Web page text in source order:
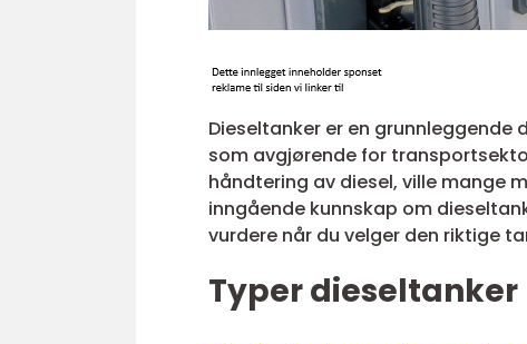
Dieseltanker er en grunnleggende
som avgjørende for
håndtering av diesel, ville mange
inngående kunnskap om
vurdere når du velger den riktige
Typer dieseltanker